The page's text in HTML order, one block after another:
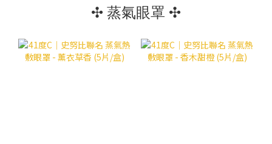
✣ 蒸氣眼罩 ✣